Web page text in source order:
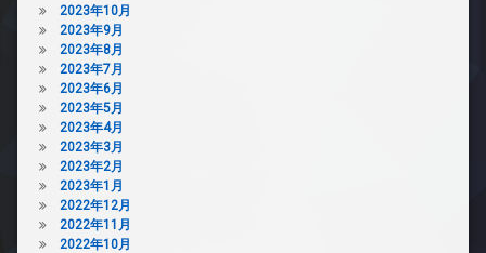
2023年10月
2023年9月
2023年8月
2023年7月
2023年6月
2023年5月
2023年4月
2023年3月
2023年2月
2023年1月
2022年12月
2022年11月
2022年10月